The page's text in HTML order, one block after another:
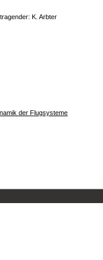
K. Arbter
der Flugsysteme